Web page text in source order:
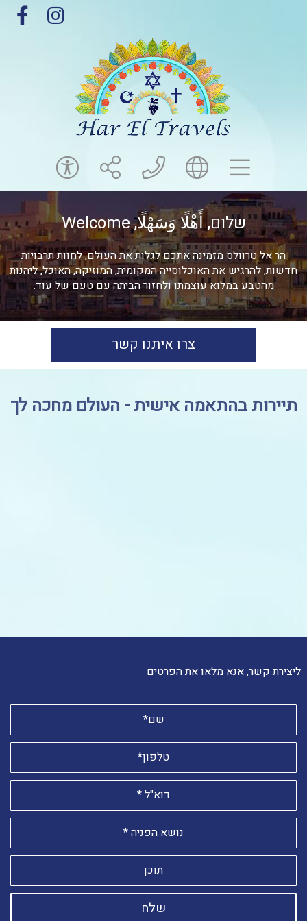
תפריטglobe
contact us
share
שלום, أَهْلًا وَسَهْلًا, Welcome
הר אל טרוולס מזמינה אתכם לגלות את העולם, לחוות תרבויות
חדשות, להרגיש את האוכלוסייה המקומית, המוזיקה, האוכל, ליהנות
מהטבע במלוא עוצמתו ולחזור הביתה עם טעם של עוד.
צרו איתנו קשר
תיירות בהתאמה אישית - העולם מחכה לך
ליצירת קשר, אנא מלאו את הפרטים
שלח